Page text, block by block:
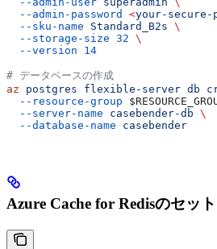
  --admin-password
<your-secure-
  --sku-name
Standard_B2s \
  --storage-size
32 \
  --version
14
# データベースの作成
az postgres flexible-server db
  --resource-group
  --server-name
casebender-db \
  --database-name
casebender
Azure Cache for Redisのセッ